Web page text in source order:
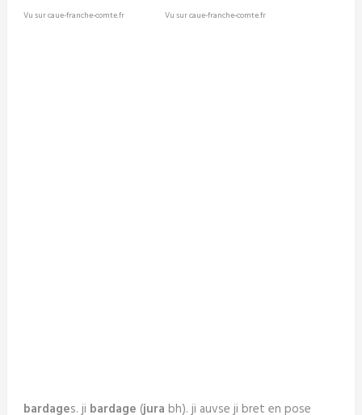
Vu sur caue-franche-comte.fr Vu sur caue-franche-comte.fr
bardages. ji bardage (jura bh). ji auvse ji bret en pose